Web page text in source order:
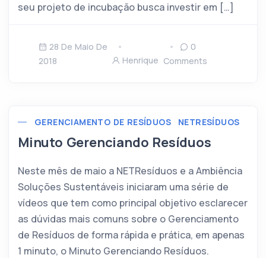
seu projeto de incubação busca investir em […]
28 De Maio De
2018
Henrique
0
Comments
GERENCIAMENTO DE RESÍDUOS NETRESÍDUOS
Minuto Gerenciando Resíduos
Neste mês de maio a NETResíduos e a Ambiência
Soluções Sustentáveis iniciaram uma série de
vídeos que tem como principal objetivo esclarecer
as dúvidas mais comuns sobre o Gerenciamento
de Resíduos de forma rápida e prática, em apenas
1 minuto, o Minuto Gerenciando Resíduos.